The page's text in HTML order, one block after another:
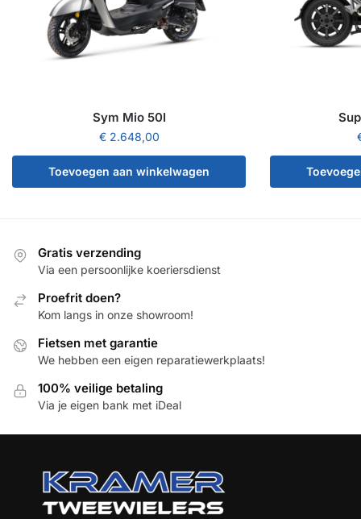
Sym Mio 50I
€2.648,00
Toevoegen aan winkelwagen
Gratis verzending
Via een persoonlijke koeriersdienst
Proefrit doen?
Kom langs in onze showroom!
Fietsen met garantie
We hebben een eigen reparatiewerkplaats!
100% veilige betaling
Via je eigen bank met iDeal